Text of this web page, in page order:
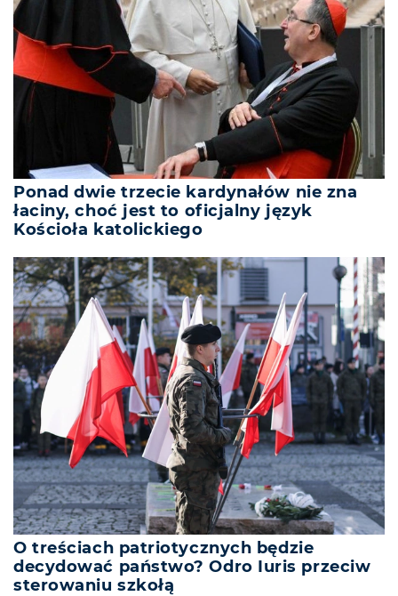
Ponad dwie trzecie kardynałów nie zna
łaciny, choć jest to oficjalny język
Kościoła katolickiego
O treściach patriotycznych będzie
decydować państwo? Odro Iuris przeciw
sterowaniu szkołą